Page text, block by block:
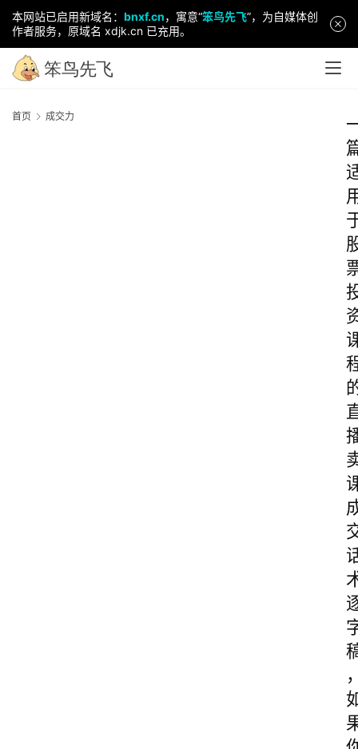
本网站已启用新域名： bnxf.cn，寓意“笨鸟先飞”，为自媒体创
作者服务，原域名 xdjk.cn 已充用。
首页 成交力